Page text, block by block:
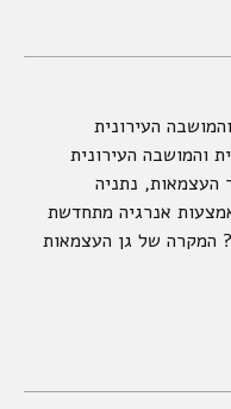
העירונית
והמושבה העירונית
העצמאות, נתניה
אנרגיה מתחדשת
המקרה של גן העצמאות